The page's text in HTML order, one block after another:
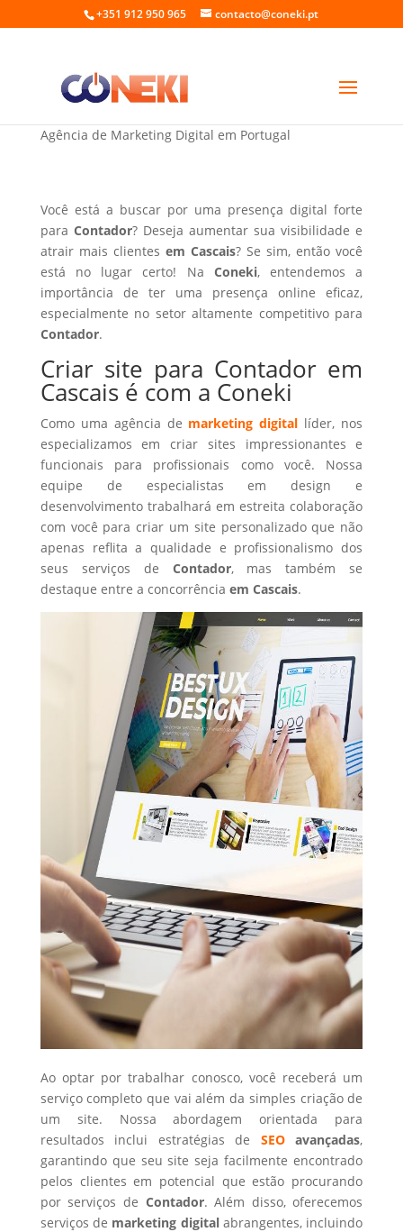
+351 912 950 965 contacto@coneki.pt
Criar site para Contador em Cascais
Agência de Marketing Digital em Portugal
Você está a buscar por uma presença digital forte
para Contador? Deseja aumentar sua visibilidade e
atrair mais clientes em Cascais? Se sim, então você
está no lugar certo! Na Coneki, entendemos a
importância de ter uma presença online eficaz,
especialmente no setor altamente competitivo para
Contador.
Criar site para Contador em
Cascais é com a Coneki
Como uma agência de marketing digital líder, nos
especializamos em criar sites impressionantes e
funcionais para profissionais como você. Nossa
equipe de especialistas em design e
desenvolvimento trabalhará em estreita colaboração
com você para criar um site personalizado que não
apenas reflita a qualidade e profissionalismo dos
seus serviços de Contador, mas também se
destaque entre a concorrência em Cascais.
Ao optar por trabalhar conosco, você receberá um
serviço completo que vai além da simples criação de
um site. Nossa abordagem orientada para
resultados inclui estratégias de SEOavançadas,
garantindo que seu site seja facilmente encontrado
pelos clientes em potencial que estão procurando
por serviços de Contador. Além disso, oferecemos
serviços de marketing digital abrangentes, incluindo